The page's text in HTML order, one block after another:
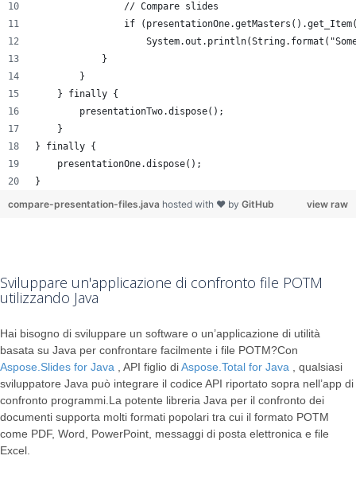
                // Compare slides
if
            }
        }
    } finally {
        presentationTwo.dispose();
    }
} finally {
    presentationOne.dispose();
}
view raw
compare-presentation-files.java hosted with ❤ by GitHub
Sviluppare un'applicazione di confronto file POTM
utilizzando Java
Hai bisogno di sviluppare un software o un’applicazione di utilità
basata su Java per confrontare facilmente i file POTM?Con
Aspose.Slides for Java , API figlio diAspose.Total for Java , qualsiasi
sviluppatore Java può integrare il codice API riportato sopra nell’app di
confronto programmi.La potente libreria Java per il confronto dei
documenti supporta molti formati popolari tra cui il formato POTM
come PDF, Word, PowerPoint, messaggi di posta elettronica e file
Excel.